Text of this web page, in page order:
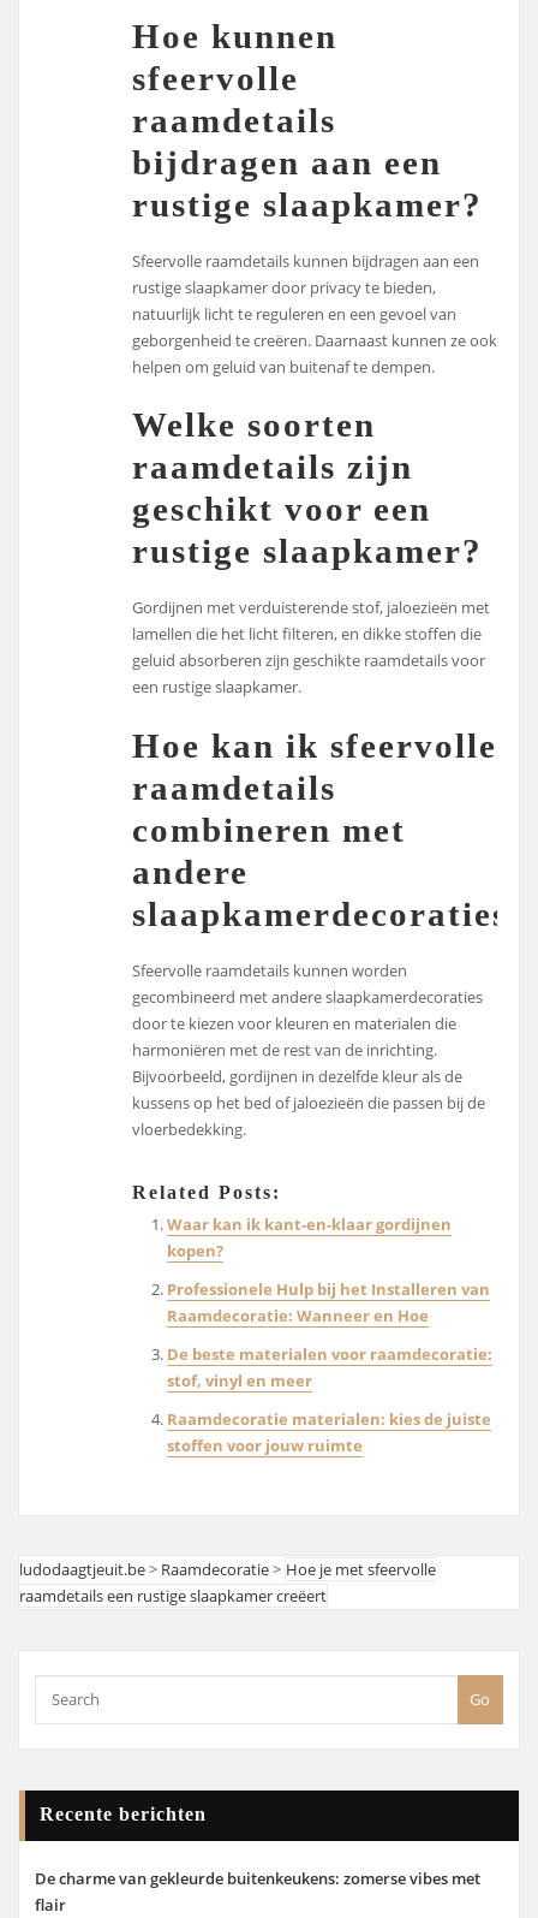
Hoe kunnen
sfeervolle
raamdetails
bijdragen aan een
rustige slaapkamer?
Sfeervolle raamdetails kunnen bijdragen aan een
rustige slaapkamer door privacy te bieden,
natuurlijk licht te reguleren en een gevoel van
geborgenheid te creëren. Daarnaast kunnen ze ook
helpen om geluid van buitenaf te dempen.
Welke soorten
raamdetails zijn
geschikt voor een
rustige slaapkamer?
Gordijnen met verduisterende stof, jaloezieën met
lamellen die het licht filteren, en dikke stoffen die
geluid absorberen zijn geschikte raamdetails voor
een rustige slaapkamer.
Hoe kan ik sfeervolle
raamdetails
combineren met
andere
slaapkamerdecoraties?
Sfeervolle raamdetails kunnen worden
gecombineerd met andere slaapkamerdecoraties
door te kiezen voor kleuren en materialen die
harmoniëren met de rest van de inrichting.
Bijvoorbeeld, gordijnen in dezelfde kleur als de
kussens op het bed of jaloezieën die passen bij de
vloerbedekking.
Related Posts:
Waar kan ik kant-en-klaar gordijnen
kopen?
Professionele Hulp bij het Installeren van
Raamdecoratie: Wanneer en Hoe
De beste materialen voor raamdecoratie:
stof, vinyl en meer
Raamdecoratie materialen: kies de juiste
stoffen voor jouw ruimte
ludodaagtjeuit.be> Raamdecoratie> Hoe je met sfeervolle
raamdetails een rustige slaapkamer creëert
Go
Recente berichten
De charme van gekleurde buitenkeukens: zomerse vibes met
flair